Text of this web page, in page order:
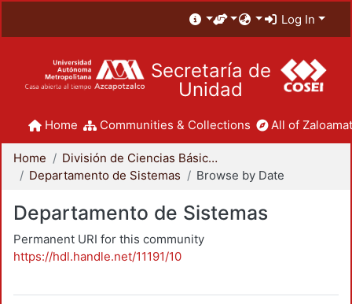
Log In
Secretaría de
Unidad
Home Communities & Collections All of
Home
División de Ciencias Básicas e Ingeniería
Departamento de Sistemas
Browse by Date
Departamento de Sistemas
Permanent URI for this community
https://hdl.handle.net/11191/10